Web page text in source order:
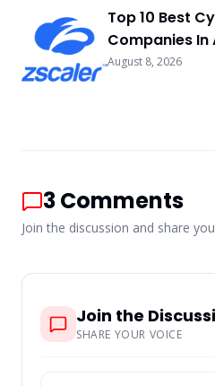
Top 10 Best
Companies In
August 8, 2026
3Comments
Join the discussion and share
Join the
SHARE YOUR VOICE